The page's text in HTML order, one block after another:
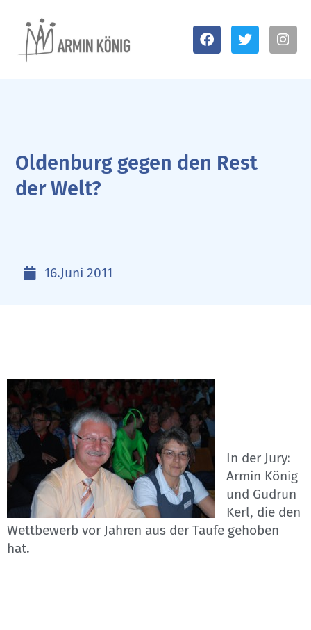
Oldenburg gegen den Rest
der Welt?
16.Juni 2011
In der Jury:
Armin König
und Gudrun
Kerl, die den
Wettbewerb vor Jahren aus der Taufe gehoben
hat.